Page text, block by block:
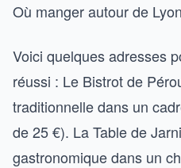
Où manger autour de
Voici quelques adresses
réussi : Le Bistrot de
traditionnelle dans un
de 25 €). La Table de
gastronomique dans un